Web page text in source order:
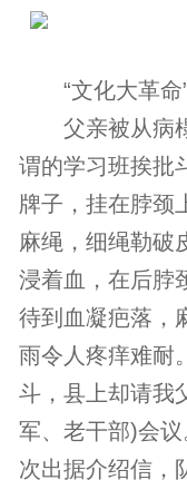
“文化大革命
父亲被从病
谓的学习班挨批
牌子，挂在脖颈
麻绳，细绳勒破
浸着血，在后脖
待到血凝疤落，
雨令人疼痒难耐
斗，县上却请我
军、老干部)会
次出据介绍信，